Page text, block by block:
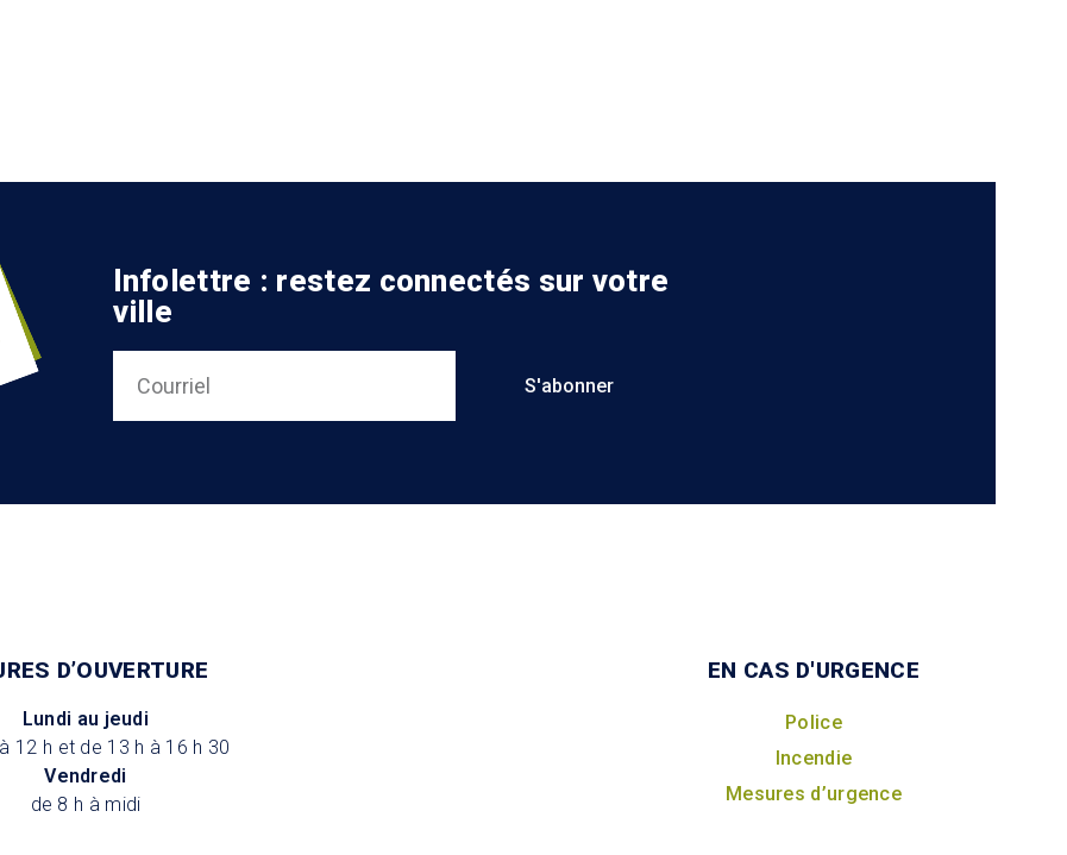
Infolettre : restez connectés sur votre
ville
S'abonner
D’OUVERTURE
Lundi au jeudi
12 h et de 13 h à 16 h 30
Vendredi
de 8 h à midi
EN CAS D'URGENCE
Police
Incendie
Mesures d’urgence